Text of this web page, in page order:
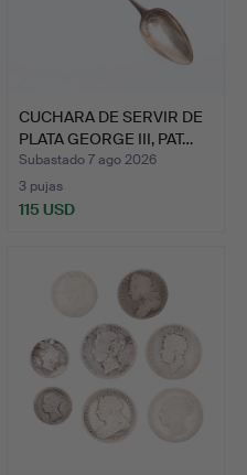
CUCHARA DE SERVIR DE
PLATA GEORGE III, PAT…
Subastado 7 ago 2026
3 pujas
115 USD